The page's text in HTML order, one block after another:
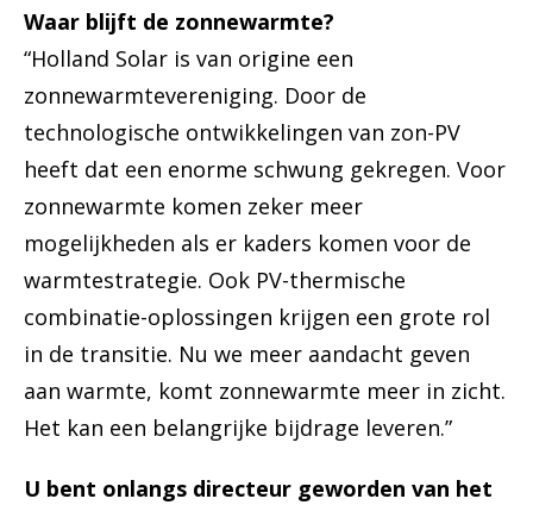
Waar blijft de zonnewarmte?
“Holland Solar is van origine een
zonnewarmtevereniging. Door de
technologische ontwikkelingen van zon-PV
heeft dat een enorme schwung gekregen. Voor
zonnewarmte komen zeker meer
mogelijkheden als er kaders komen voor de
warmtestrategie. Ook PV-thermische
combinatie-oplossingen krijgen een grote rol
in de transitie. Nu we meer aandacht geven
aan warmte, komt zonnewarmte meer in zicht.
Het kan een belangrijke bijdrage leveren.”
U bent onlangs directeur geworden van het